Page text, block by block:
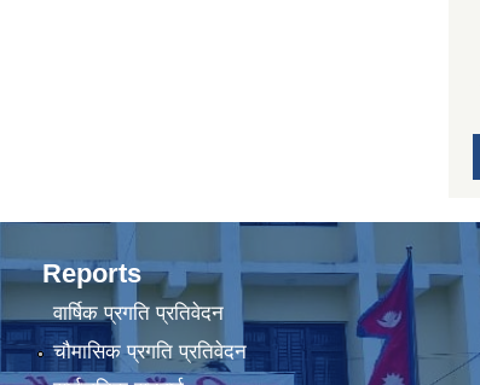
Reports
वार्षिक प्रगति प्रतिवेदन
चौमासिक प्रगति प्रतिवेदन